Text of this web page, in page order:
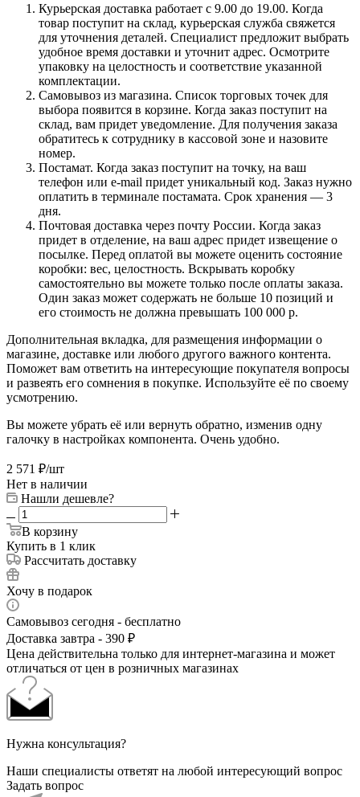
Курьерская доставка работает с 9.00 до 19.00. Когда
товар поступит на склад, курьерская служба свяжется
для уточнения деталей. Специалист предложит выбрать
удобное время доставки и уточнит адрес. Осмотрите
упаковку на целостность и соответствие указанной
комплектации.
Самовывоз из магазина. Список торговых точек для
выбора появится в корзине. Когда заказ поступит на
склад, вам придет уведомление. Для получения заказа
обратитесь к сотруднику в кассовой зоне и назовите
номер.
Постамат. Когда заказ поступит на точку, на ваш
телефон или e-mail придет уникальный код. Заказ нужно
оплатить в терминале постамата. Срок хранения — 3
дня.
Почтовая доставка через почту России. Когда заказ
придет в отделение, на ваш адрес придет извещение о
посылке. Перед оплатой вы можете оценить состояние
коробки: вес, целостность. Вскрывать коробку
самостоятельно вы можете только после оплаты заказа.
Один заказ может содержать не больше 10 позиций и
его стоимость не должна превышать 100 000 р.
Дополнительная вкладка, для размещения информации о
магазине, доставке или любого другого важного контента.
Поможет вам ответить на интересующие покупателя вопросы
и развеять его сомнения в покупке. Используйте её по своему
усмотрению.
Вы можете убрать её или вернуть обратно, изменив одну
галочку в настройках компонента. Очень удобно.
2 571 ₽/шт
Нет в наличии
Нашли дешевле?
В корзину
Купить в 1 клик
Рассчитать доставку
Хочу в подарок
Самовывоз сегодня - бесплатно
Доставка завтра - 390 ₽
Цена действительна только для интернет-магазина и может
отличаться от цен в розничных магазинах
Нужна консультация?
Наши специалисты ответят на любой интересующий вопрос
Задать вопрос